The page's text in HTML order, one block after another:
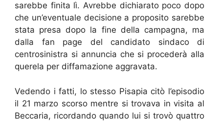
sarebbe finita lì. Avrebbe dichiarato poco dopo
che un’eventuale decisione a proposito sarebbe
stata presa dopo la fine della campagna, ma
dalla fan page del candidato sindaco di
centrosinistra si annuncia che si procederà alla
querela per diffamazione aggravata.
Vedendo i fatti, lo stesso Pisapia citò l’episodio
il 21 marzo scorso mentre si trovava in visita al
Beccaria, ricordando quando lui si trovò quattro